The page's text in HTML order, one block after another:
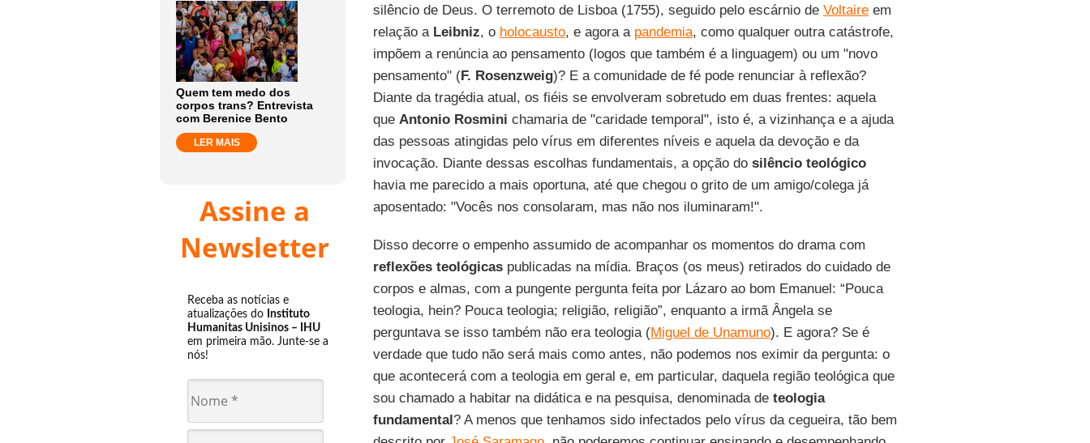
Quem tem medo dos
corpos trans? Entrevista
com Berenice Bento
LER MAIS
Assine a
Newsletter
Receba as notícias e
atualizações do Instituto
Humanitas Unisinos – IHU
em primeira mão. Junte-se a
nós!
silêncio de Deus. O terremoto de Lisboa (1755), seguido pelo escárnio de Voltaireem
relação a Leibniz, o holocausto, e agora a pandemia, como qualquer outra catástrofe,
impõem a renúncia ao pensamento (logos que também é a linguagem) ou um "novo
pensamento" (F. Rosenzweig)? E a comunidade de fé pode renunciar à reflexão?
Diante da tragédia atual, os fiéis se envolveram sobretudo em duas frentes: aquela
que Antonio Rosmini chamaria de "caridade temporal", isto é, a vizinhança e a ajuda
das pessoas atingidas pelo vírus em diferentes níveis e aquela da devoção e da
invocação. Diante dessas escolhas fundamentais, a opção do silêncio teológico
havia me parecido a mais oportuna, até que chegou o grito de um amigo/colega já
aposentado: "Vocês nos consolaram, mas não nos iluminaram!".
Disso decorre o empenho assumido de acompanhar os momentos do drama com
reflexões teológicaspublicadas na mídia. Braços (os meus) retirados do cuidado de
corpos e almas, com a pungente pergunta feita por Lázaro ao bom Emanuel: “Pouca
teologia, hein? Pouca teologia; religião, religião”, enquanto a irmã Ângela se
perguntava se isso também não era teologia (Miguel de Unamuno). E agora? Se é
verdade que tudo não será mais como antes, não podemos nos eximir da pergunta: o
que acontecerá com a teologia em geral e, em particular, daquela região teológica que
sou chamado a habitar na didática e na pesquisa, denominada de teologia
fundamental? A menos que tenhamos sido infectados pelo vírus da cegueira, tão bem